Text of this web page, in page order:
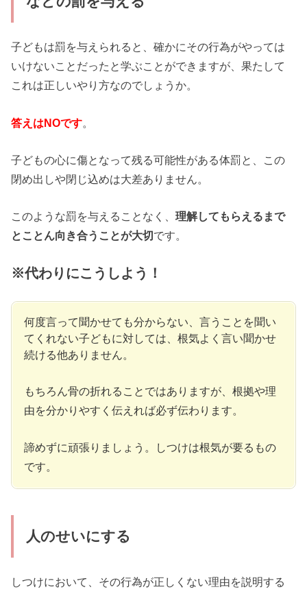
子どもは罰を与えられると、確かにその行為がやっては
いけないことだったと学ぶことができますが、果たして
これは正しいやり方なのでしょうか。
答えはNOです
子どもの心に傷となって残る可能性がある体罰と、この
閉め出しや閉じ込めは大差ありません。
このような罰を与えることなく、理解してもらえるまで
とことん向き合うことが大切です。
※代わりにこうしよう！
何度言って聞かせても分からない、言うことを聞い
てくれない子どもに対しては、根気よく言い聞かせ
続ける他ありません。
もちろん骨の折れることではありますが、根拠や理
由を分かりやすく伝えれば必ず伝わります。
諦めずに頑張りましょう。しつけは根気が要るもの
です。
人のせいにする
しつけにおいて、その行為が正しくない理由を説明する